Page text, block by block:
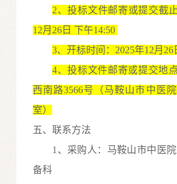
2、投标文件邮寄或提交截止
12月26 日 下午14:50
3、开标时间：2025年12月26
4、投标文件邮寄或提交地
西南路3566号 （马鞍山市中医院
室）
五、联系方法
1、采购人：马鞍山市中医院
备科